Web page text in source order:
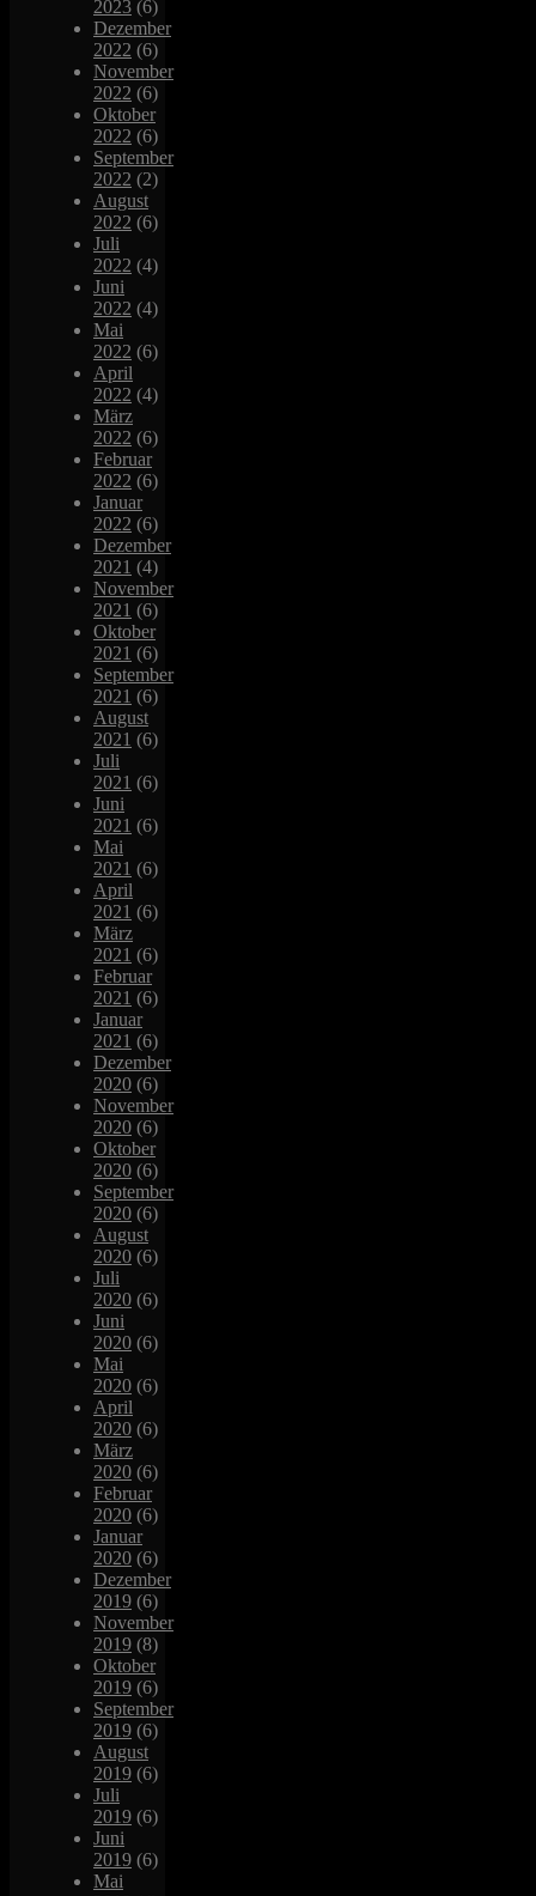
2023 (6)
Dezember
2022 (6)
November
2022 (6)
Oktober
2022 (6)
September
2022 (2)
August
2022 (6)
Juli
2022 (4)
Juni
2022 (4)
Mai
2022 (6)
April
2022 (4)
März
2022 (6)
Februar
2022 (6)
Januar
2022 (6)
Dezember
2021 (4)
November
2021 (6)
Oktober
2021 (6)
September
2021 (6)
August
2021 (6)
Juli
2021 (6)
Juni
2021 (6)
Mai
2021 (6)
April
2021 (6)
März
2021 (6)
Februar
2021 (6)
Januar
2021 (6)
Dezember
2020 (6)
November
2020 (6)
Oktober
2020 (6)
September
2020 (6)
August
2020 (6)
Juli
2020 (6)
Juni
2020 (6)
Mai
2020 (6)
April
2020 (6)
März
2020 (6)
Februar
2020 (6)
Januar
2020 (6)
Dezember
2019 (6)
November
2019 (8)
Oktober
2019 (6)
September
2019 (6)
August
2019 (6)
Juli
2019 (6)
Juni
2019 (6)
Mai